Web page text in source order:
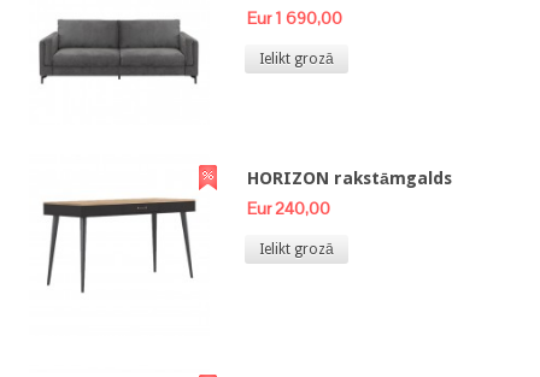
Eur 1 690,00
Ielikt grozā
HORIZON rakstāmgalds
Eur 240,00
Ielikt grozā